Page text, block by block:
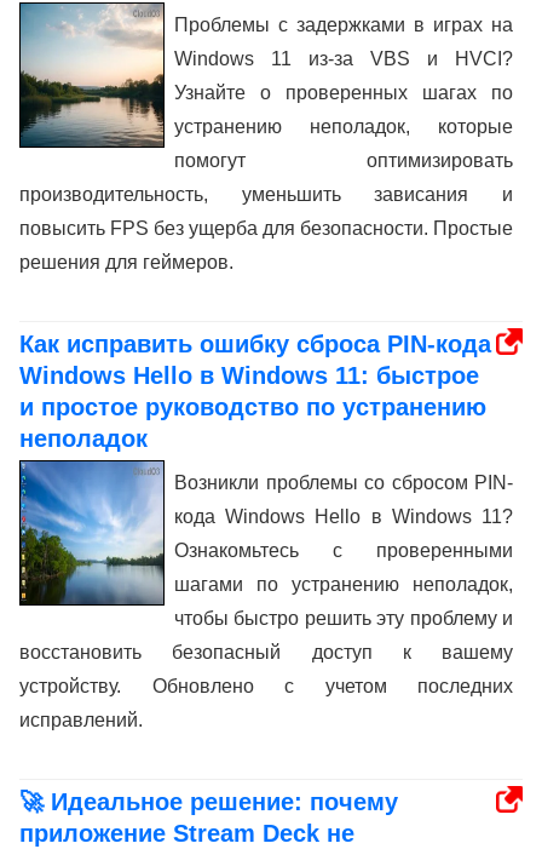
Проблемы с задержками в играх на
Windows 11 из-за VBS и HVCI?
Узнайте о проверенных шагах по
устранению неполадок, которые
помогут оптимизировать
производительность, уменьшить зависания и
повысить FPS без ущерба для безопасности. Простые
решения для геймеров.
Как исправить ошибку сброса PIN-кода
Windows Hello в Windows 11: быстрое
и простое руководство по устранению
неполадок
Возникли проблемы со сбросом PIN-
кода Windows Hello в Windows 11?
Ознакомьтесь с проверенными
шагами по устранению неполадок,
чтобы быстро решить эту проблему и
восстановить безопасный доступ к вашему
устройству. Обновлено с учетом последних
исправлений.
🚀 Идеальное решение: почему
приложение Stream Deck не